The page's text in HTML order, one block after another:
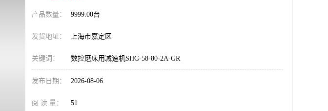
产品数量： 9999.00台
发货地址： 上海市嘉定区
关键词： 数控磨床用减速机SHG-58-80-2A-GR
发布日期： 2026-08-06
阅 读 量： 51